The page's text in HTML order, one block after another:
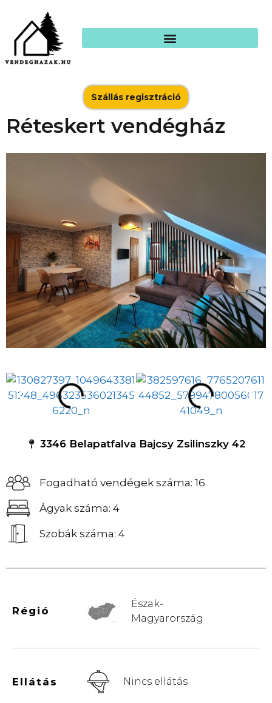
Szállás regisztráció
Réteskert vendégház
3346 Belapatfalva Bajcsy Zsilinszky 42
Fogadható vendégek száma: 16
Ágyak száma: 4
Szobák száma: 4
Régió
Észak-
Magyarország
Ellátás Nincs ellátás